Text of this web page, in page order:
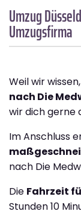
Umzug
Umzugsfirma
Weil wir
nach Die
wir dich gerne
Im Anschluss
nach Die
Die Fahrzeit
Stunden 10